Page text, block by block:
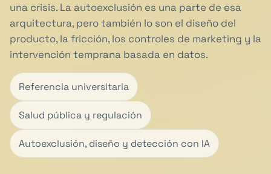
una crisis. La autoexclusión es una parte de esa
arquitectura, pero también lo son el diseño del
producto, la fricción, los controles de marketing y la
intervención temprana basada en datos.
Referencia universitaria
Salud pública y regulación
Autoexclusión, diseño y detección con IA